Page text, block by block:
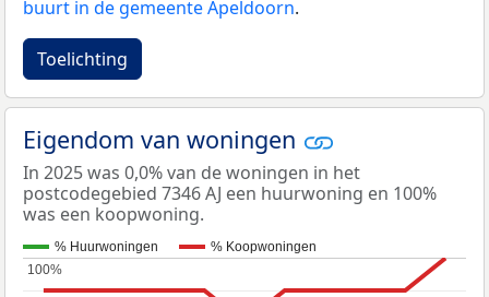
buurt in de gemeente Apeldoorn.
Toelichting
Eigendom van woningen
In 2025 was 0,0% van de woningen in het
postcodegebied 7346 AJ een huurwoning en 100%
was een koopwoning.
% Huurwoningen
% Koopwoningen
100%
100%